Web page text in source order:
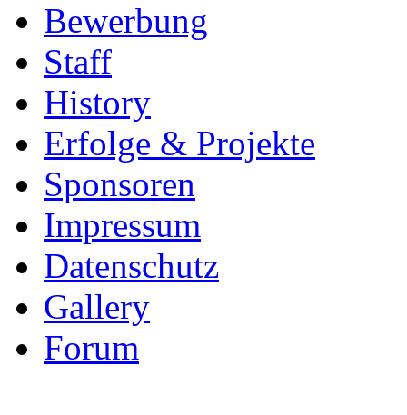
Bewerbung
Staff
History
Erfolge & Projekte
Sponsoren
Impressum
Datenschutz
Gallery
Forum